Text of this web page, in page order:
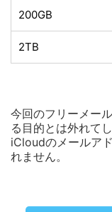
200GB
2TB
今回のフリーメー
る目的とは外れて
iCloudのメールア
れません。